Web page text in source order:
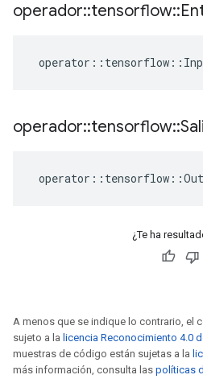
operador::tensorflow::
operator :: tensorflow ::
operador::tensorflow::
operator :: tensorflow ::
¿Te ha
A menos que se indique lo contrario, el
sujeto a la licencia Reconocimiento 4.0
muestras de código están sujetas a la
más información, consulta las políticas